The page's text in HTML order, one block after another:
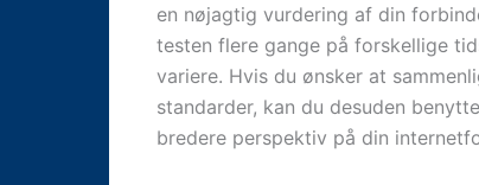
en nøjagtig vurdering af din
testen flere gange på forskellige
variere. Hvis du ønsker at
standarder, kan du desuden
bredere perspektiv på din